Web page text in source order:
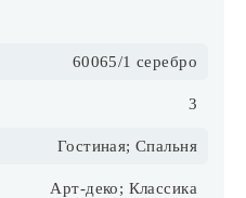
60065/1 серебро
3
Гостиная; Спальня
Арт-деко; Классика